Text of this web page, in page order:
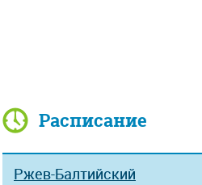
Расписание
Ржев-Балтийский